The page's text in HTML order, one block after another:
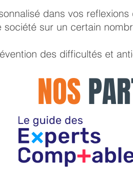
NOS
dans vos
société sur un certain
des difficultés et